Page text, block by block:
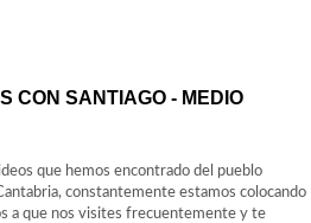
CON SANTIAGO - MEDIO
que hemos encontrado del pueblo
constantemente estamos colocando
a que nos visites frecuentemente y te